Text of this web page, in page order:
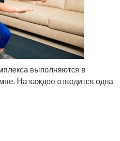
выполняются в
На каждое отводится одна